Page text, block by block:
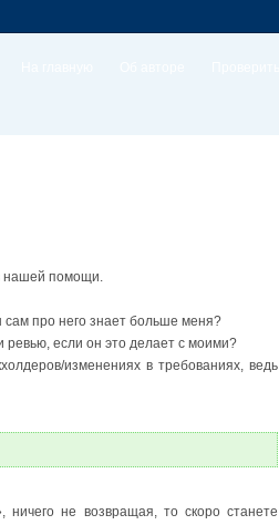
нашей помощи.
сам про него знает больше меня?
ревью, если он это делает с моими?
изменениях в требованиях, ведь
не возвращая, то скоро станете